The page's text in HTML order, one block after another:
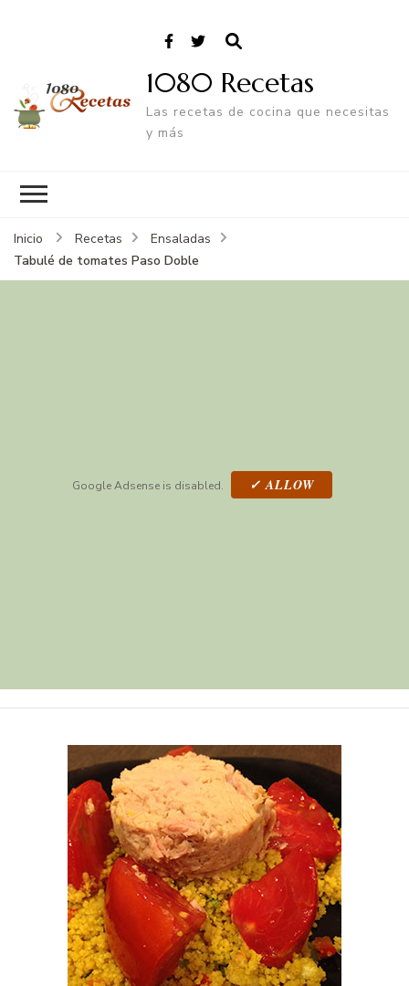
1080 Recetas
Las recetas de cocina que necesitas
y más
Inicio Recetas
Ensaladas
Tabulé de tomates Paso Doble
Google Adsense is disabled. ✓ ALLOW